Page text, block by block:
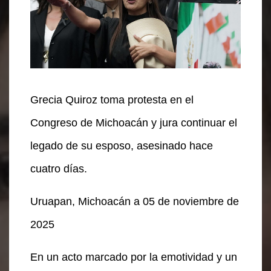
Grecia Quiroz toma protesta en el
Congreso de Michoacán y jura continuar el
legado de su esposo, asesinado hace
cuatro días.
Uruapan, Michoacán a 05 de noviembre de
2025
En un acto marcado por la emotividad y un